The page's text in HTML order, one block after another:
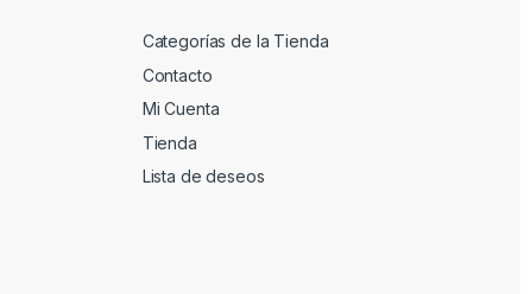
Categorías de la Tienda
Contacto
Mi Cuenta
Tienda
Lista de deseos